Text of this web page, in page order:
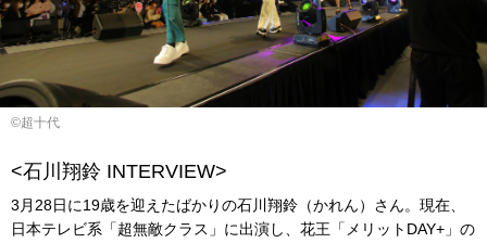
©超十代
<石川翔鈴 INTERVIEW>
3月28日に19歳を迎えたばかりの石川翔鈴（かれん）さん。現在、
日本テレビ系「超無敵クラス」に出演し、花王「メリットDAY+」の